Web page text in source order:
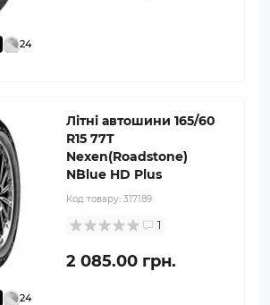
24
24
Літні автошини 165/60
R15 77T
Nexen(Roadstone)
N`Blue HD Plus
Код товару: 317189
1
2 085.00 грн.